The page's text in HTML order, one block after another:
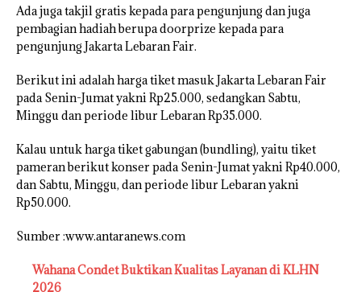
Ada juga takjil gratis kepada para pengunjung dan juga
pembagian hadiah berupa doorprize kepada para
pengunjung Jakarta Lebaran Fair.
Berikut ini adalah harga tiket masuk Jakarta Lebaran Fair
pada Senin-Jumat yakni Rp25.000, sedangkan Sabtu,
Minggu dan periode libur Lebaran Rp35.000.
Kalau untuk harga tiket gabungan (bundling), yaitu tiket
pameran berikut konser pada Senin-Jumat yakni Rp40.000,
dan Sabtu, Minggu, dan periode libur Lebaran yakni
Rp50.000.
Sumber :www.antaranews.com
Wahana Condet Buktikan Kualitas Layanan di KLHN
2026